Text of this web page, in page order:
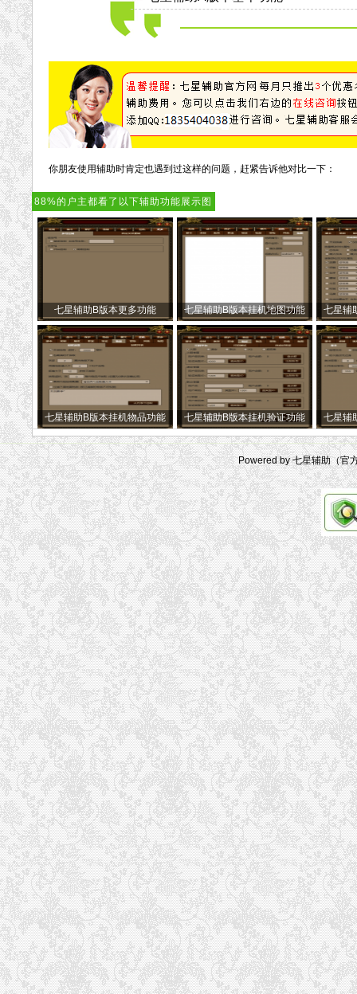
你朋友使用辅助时肯定也遇到过这样的问题，赶紧告诉他对比一下：
88%的户主都看了以下辅助功能展示图
七星辅助B版本更多功能 七星辅助B版本挂机地图功能 七星辅
七星辅助B版本挂机物品功能 七星辅助B版本挂机验证功能 七星辅
Powered by 七星辅助（官